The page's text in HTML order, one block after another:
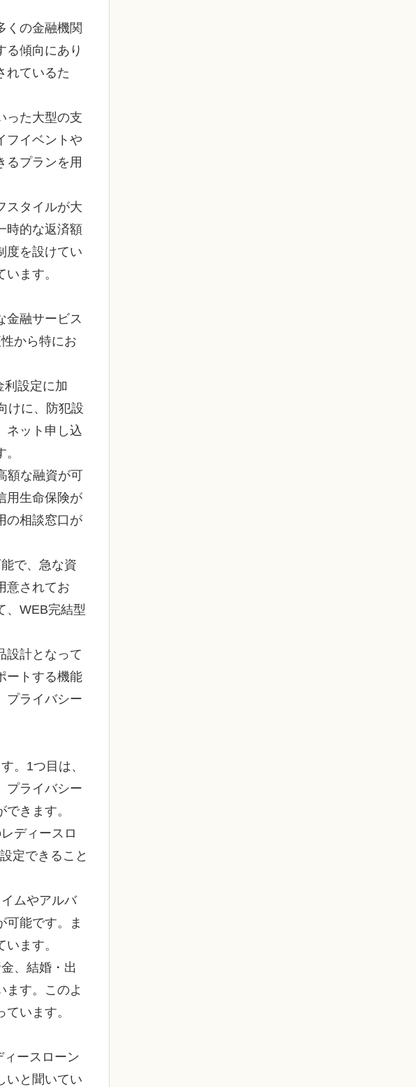
くの金融機関
る傾向にあり
れているた
った大型の支
フイベントや
るプランを用
スタイルが大
時的な返済額
度を設けてい
ます。
金融サービス
から特にお
設定に加
けに、防犯設
ネット申し込
額な融資が可
用生命保険が
の相談窓口が
で、急な資
意されてお
、WEB完結型
設計となって
ートする機能
プライバシー
。1つ目は、
プライバシー
きます。
ディースロ
定できること
ムやアルバ
可能です。ま
ます。
、結婚・出
ます。このよ
います。
ースローン
いと聞いてい